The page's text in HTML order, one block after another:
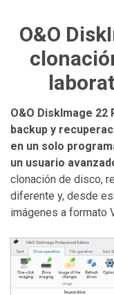
O&O
O&O DiskImage
backup y
en un solo
un usuario
clonación de disco,
diferente y, desde
imágenes a formato